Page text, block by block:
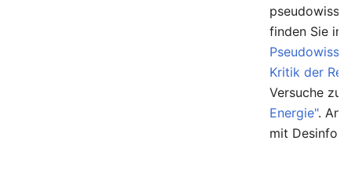
finden Sie in
Kritik der
Versuche
Energie".
mit